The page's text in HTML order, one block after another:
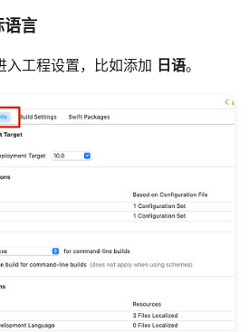
语言
工程设置，比如添加 日语。